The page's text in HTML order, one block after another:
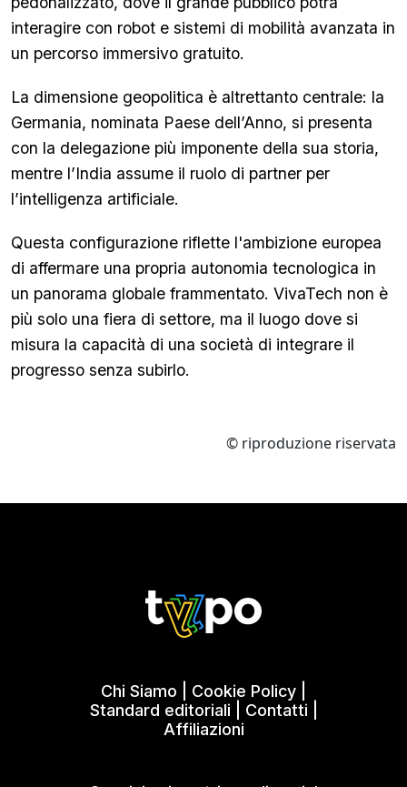
interagire con robot e sistemi di mobilità avanzata in
un percorso immersivo gratuito.
La dimensione geopolitica è altrettanto centrale: la
Germania, nominata Paese dell’Anno, si presenta
con la delegazione più imponente della sua storia,
mentre l’India assume il ruolo di partner per
l’intelligenza artificiale.
Questa configurazione riflette l'ambizione europea
di affermare una propria autonomia tecnologica in
un panorama globale frammentato. VivaTech non è
più solo una fiera di settore, ma il luogo dove si
misura la capacità di una società di integrare il
progresso senza subirlo.
© riproduzione riservata
Chi Siamo Cookie Policy
Standard editoriali
Contatti
Affiliazioni